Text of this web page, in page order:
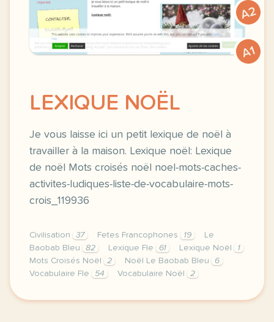
A2
A1
LEXIQUE NOËL
Je vous laisse ici un petit lexique de noël à
travailler à la maison. Lexique noël: Lexique
de noël Mots croisés noël noel-mots-caches-
activites-ludiques-liste-de-vocabulaire-mots-
crois_119936
Civilisation 37 Fetes Francophones 19
Le
Baobab Bleu
82 Lexique Fle 61 Lexique Noël
1
Mots Croisés Noël
2 Noël Le Baobab Bleu
6
Vocabulaire Fle
54 Vocabulaire Noël 2
image pixabay comje vous laisse ici un petit